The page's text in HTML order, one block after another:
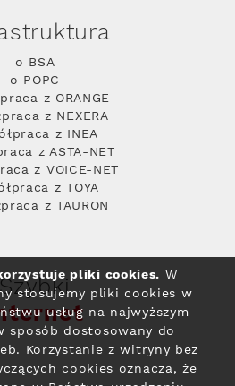
o BSA
o POPC
z ORANGE
z NEXERA
z INEA
z ASTA-NET
z VOICE-NET
z TOYA
z TAURON
Szybkipliki cookies. W
stosujemy pliki cookies w
usług na najwyższym
sposób dostosowany do
Korzystanie z witryny bez
cookies oznacza, że